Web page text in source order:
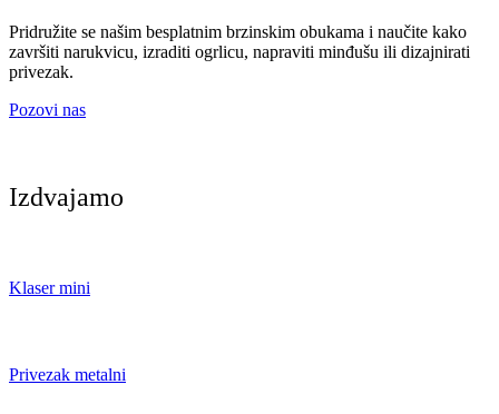
Pridružite se našim besplatnim brzinskim obukama i naučite kako
završiti narukvicu, izraditi ogrlicu, napraviti minđušu ili dizajnirati
privezak.
Pozovi nas
Izdvajamo
Klaser mini
Privezak metalni